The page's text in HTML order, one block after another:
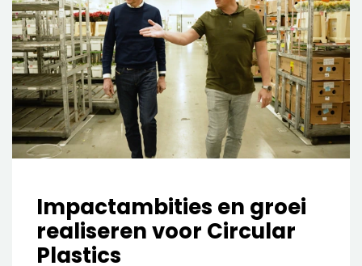
Impactambities en groei
realiseren voor Circular
Plastics